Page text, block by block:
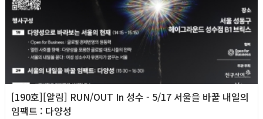
[190호][알림] RUN/OUT In 성수 - 5/17 서울을 바꿀 내일의
임팩트 : 다양성